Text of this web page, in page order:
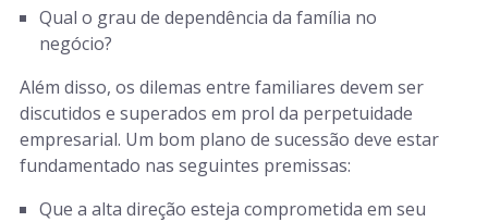
Qual o grau de dependência da família no
negócio?
Além disso, os dilemas entre familiares devem ser
discutidos e superados em prol da perpetuidade
empresarial. Um bom plano de sucessão deve estar
fundamentado nas seguintes premissas:
Que a alta direção esteja comprometida em seu